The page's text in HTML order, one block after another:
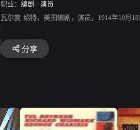
职业： 编剧 / 演员
瓦尔度·绍特，美国编剧，演员，1914年10月
分享